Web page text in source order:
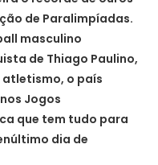
de Paralimpíadas.
masculino
de Thiago Paulino,
atletismo, o país
Jogos
que tem tudo para
dia de